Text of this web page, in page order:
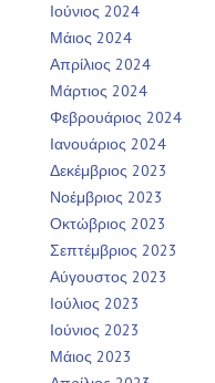
Ιούνιος 2024
Μάιος 2024
Απρίλιος 2024
Μάρτιος 2024
Φεβρουάριος 2024
Ιανουάριος 2024
Δεκέμβριος 2023
Νοέμβριος 2023
Οκτώβριος 2023
Σεπτέμβριος 2023
Αύγουστος 2023
Ιούλιος 2023
Ιούνιος 2023
Μάιος 2023